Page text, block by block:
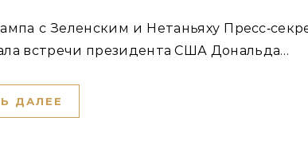
встречи президента США Дональда…
ДАЛЕЕ